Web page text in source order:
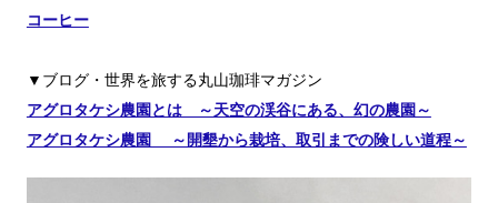
コーヒー
▼ブログ・世界を旅する丸山珈琲マガジン
アグロタケシ農園とは ～天空の渓谷にある、幻の農園～
アグロタケシ農園 ～開墾から栽培、取引までの険しい道程～